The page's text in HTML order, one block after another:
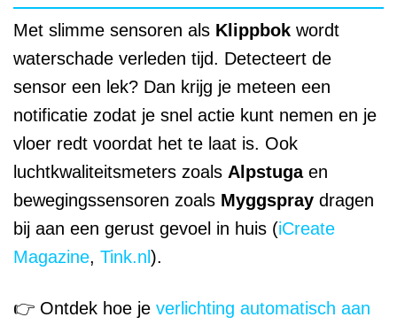
Met slimme sensoren als Klippbok wordt
waterschade verleden tijd. Detecteert de
sensor een lek? Dan krijg je meteen een
notificatie zodat je snel actie kunt nemen en je
vloer redt voordat het te laat is. Ook
luchtkwaliteitsmeters zoals Alpstugaen
bewegingssensoren zoals Myggspray dragen
bij aan een gerust gevoel in huis (iCreate
Magazine, Tink.nl).
👉 Ontdek hoe je verlichting automatisch aan